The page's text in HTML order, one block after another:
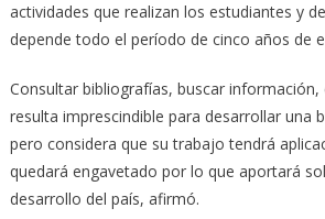
actividades que realizan los estudiantes y
depende todo el período de cinco años de
Consultar bibliografías, buscar
resulta imprescindible para desarrollar una
pero considera que su trabajo tendrá
quedará engavetado por lo que aportará
desarrollo del país, afirmó.